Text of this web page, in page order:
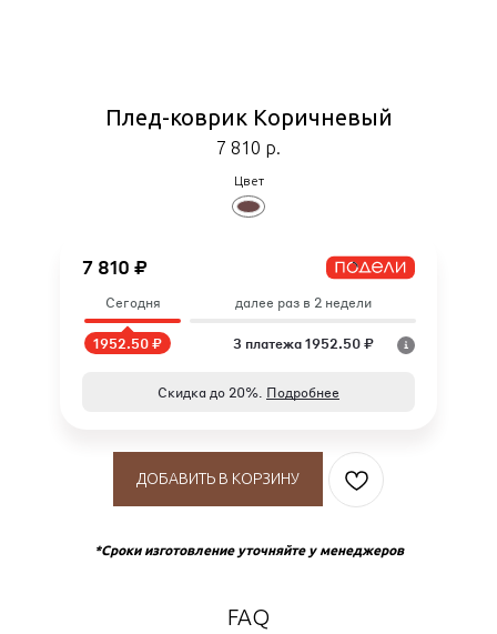
Плед-коврик Коричневый
7 810 р.
Цвет
7 810 ₽
Сегодня
1952.50 ₽
далее раз в 2 недели
3 платежа 1952.50 ₽
Скидка до 20%. Подробнее
ДОБАВИТЬ В КОРЗИНУ
*Сроки изготовление уточняйте у менеджеров
FAQ